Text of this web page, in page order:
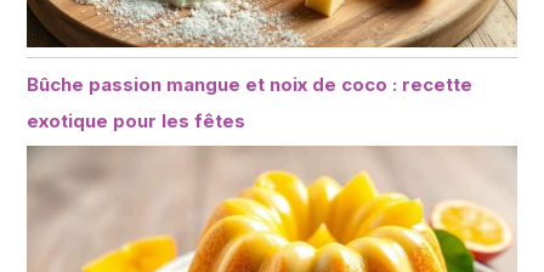
Bûche passion mangue et noix de coco : recette
exotique pour les fêtes